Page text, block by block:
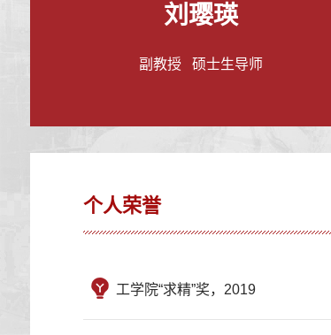
刘璎瑛
副教授 硕士生导师
个人荣誉
工学院“求精”奖，2019